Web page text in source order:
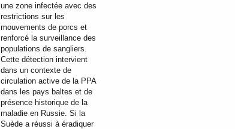
une zone infectée avec des
restrictions sur les
mouvements de porcs et
renforcé la surveillance des
populations de sangliers.
Cette détection intervient
dans un contexte de
circulation active de la PPA
dans les pays baltes et de
présence historique de la
maladie en Russie. Si la
Suède a réussi à éradiquer